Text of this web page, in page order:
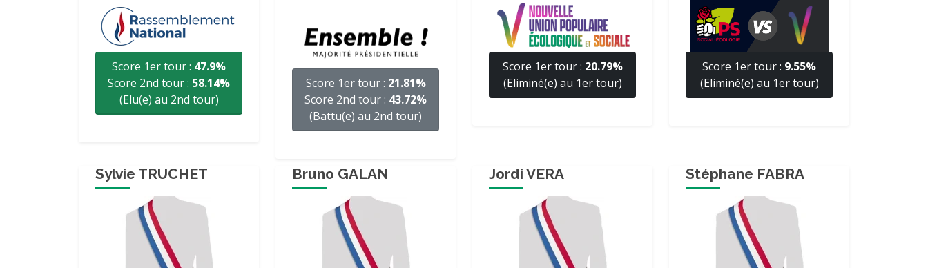
Score 1er tour : 47.9%
Score 2nd tour : 58.14%
(Elu(e) au 2nd tour)
Score 1er tour : 21.81%
Score 2nd tour : 43.72%
(Battu(e) au 2nd tour)
Score 1er tour : 20.79%
(Eliminé(e) au 1er tour)
Score 1er tour : 9.55%
(Eliminé(e) au 1er tour)
Sylvie TRUCHET Bruno GALAN Jordi VERA Stéphane FABRA